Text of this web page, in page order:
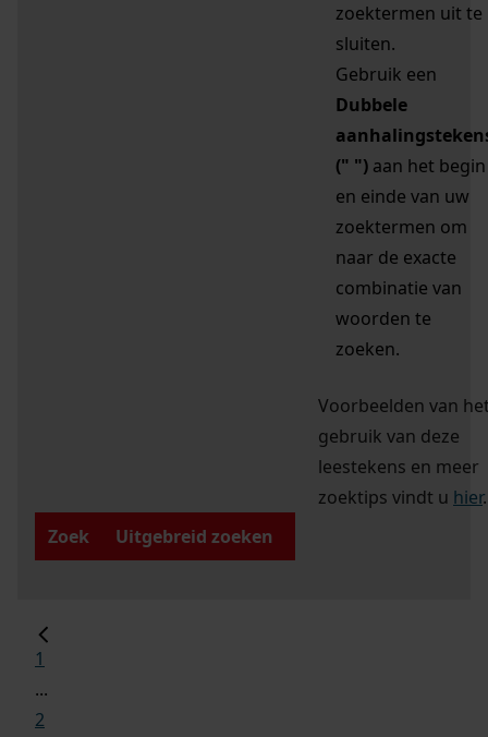
zoektermen uit te
sluiten.
Gebruik een
Dubbele
(" ") aan het begin
en einde van uw
zoektermen om
naar de exacte
combinatie van
woorden te
zoeken.
Voorbeelden van
gebruik van deze
leestekens en meer
zoektips vindt u hier.
Zoek
Uitgebreid zoeken
1
...
2